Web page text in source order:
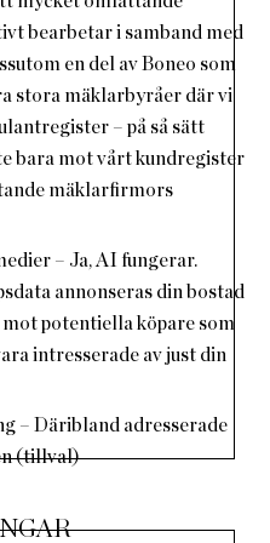
bearbetar i samband med
en del av Boneo som
stora mäklarbyråer där vi
– på så sätt
bara mot vårt kundregister
mäklarfirmors
– Ja, AI fungerar.
annonseras din bostad
potentiella köpare som
intresserade av just din
– Däribland adresserade
(tillval)